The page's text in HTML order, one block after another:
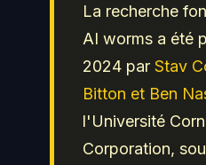
La recherche
AI worms a été
2024 par Stav
Bitton et Ben
l'Université
Corporation,